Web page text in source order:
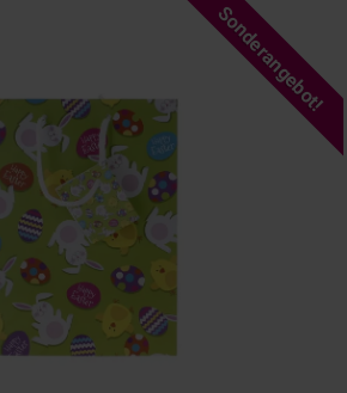
Sonderangebot!